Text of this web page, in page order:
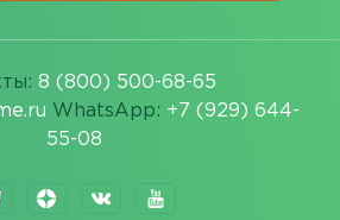
8 (800) 500-68-65
WhatsApp: +7 (929) 644-
55-08